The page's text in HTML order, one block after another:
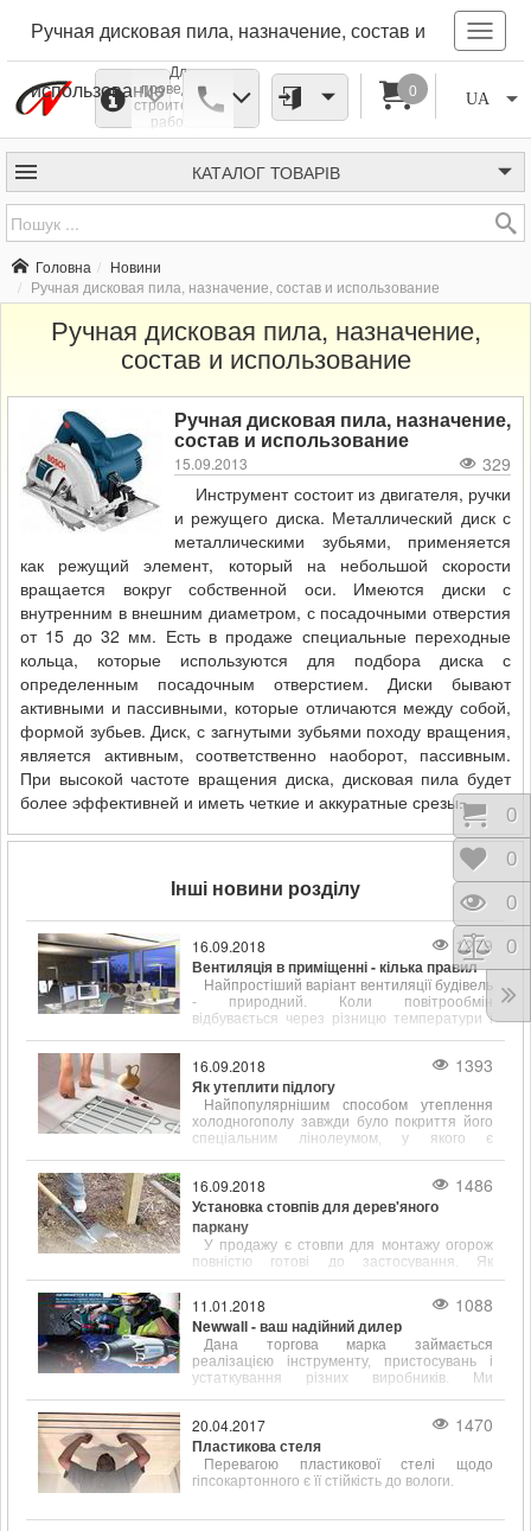
Ручная дисковая пила, назначение, состав и
использование
Для
проведения
строительных
работ, по
изготовлению
необходимых
досок из
бревен,
которые
в дальнейшем
построек
заборов,
скамеек,
веранды очень
хорошо
применяется
дисковая пила.
Она позволяет
существенно
экономить
время,
качественно
выполнить
определенный
вид работы.
UA
0
КАТАЛОГ ТОВАРІВ
Головна
Новини
Ручная дисковая пила, назначение, состав и использование
Ручная дисковая пила, назначение,
состав и использование
Ручная дисковая пила, назначение,
состав и использование
15.09.2013
329
Инструмент состоит из двигателя, ручки
и режущего диска. Металлический диск с
металлическими зубьями, применяется
как режущий элемент, который на небольшой скорости
вращается вокруг собственной оси. Имеются диски с
внутренним в внешним диаметром, с посадочными отверстия
от 15 до 32 мм. Есть в продаже специальные переходные
кольца, которые используются для подбора диска с
определенным посадочным отверстием. Диски бывают
активными и пассивными, которые отличаются между собой,
формой зубьев. Диск, с загнутыми зубьями походу вращения,
является активным, соответственно наоборот, пассивным.
При высокой частоте вращения диска, дисковая пила будет
более эффективней и иметь четкие и аккуратные срезы.
Інші новини розділу
16.09.2018 1279
Вентиляція в приміщенні - кілька правил
Найпростіший варіант вентиляції будівель
- природний. Коли повітрообмін
відбувається через різницю температури і
16.09.2018 1393
Як утеплити підлогу
Найпопулярнішим способом утеплення
холодногополу завжди було покриття його
спеціальним лінолеумом, у якого є
16.09.2018 1486
Установка стовпів для дерев'яного
паркану
У продажу є стовпи для монтажу огорож
повністю готові до застосування. Як
правило, вони вже покриті спеціальними
антигрибковими і ізолюючими складами.
11.01.2018 1088
Newwall - ваш надійний дилер
Дана торгова марка займається
реалізацією інструменту, пристосувань і
устаткування різних виробників. Ми
20.04.2017 1470
Пластикова стеля
Перевагою пластикової стелі щодо
гіпсокартонного є її стійкість до вологи.
0
0
0
0